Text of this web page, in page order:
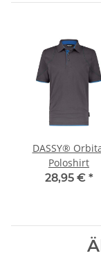
DASSY®
Poloshirt
28,95 € *